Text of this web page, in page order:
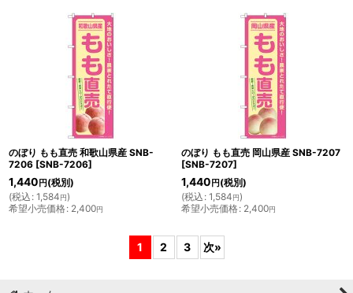
のぼり もも直売 和歌山県産 SNB-
7206 [SNB-7206]
1,440 円 (税別)
(税込 : 1,584円)
希望小売価格: 2,400円
のぼり もも直売 岡山県産 SNB-7207
[SNB-7207]
1,440 円 (税別)
(税込 : 1,584円)
希望小売価格: 2,400円
1 2 3 次»